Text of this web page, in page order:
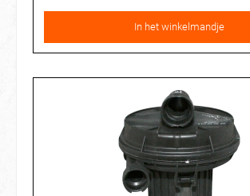
In het winkelmandje